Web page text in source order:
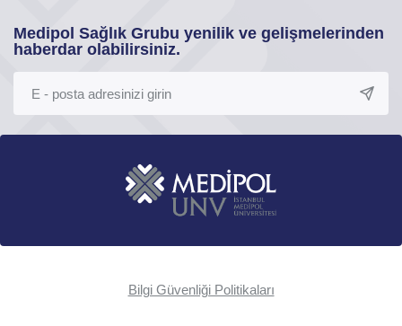
Medipol Sağlık Grubu yenilik ve gelişmelerinden
haberdar olabilirsiniz.
Bilgi Güvenliği Politikaları